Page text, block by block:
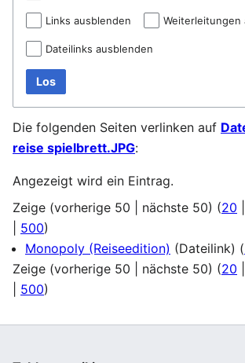
Links ausblenden Weiterleitungen
Dateilinks ausblenden
Los
Die folgenden Seiten verlinken auf
reise spielbrett.JPG:
Angezeigt wird ein Eintrag.
Zeige (vorherige 50 nächste 50) (20
500)
Monopoly (Reiseedition) (Dateilink) (
Zeige (vorherige 50 nächste 50) (20
500)